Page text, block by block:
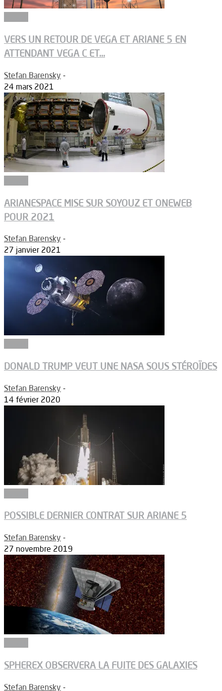
VERS UN RETOUR DE VEGA ET ARIANE 5 EN
ATTENDANT VEGA C ET...
Stefan Barensky -
24 mars 2021
ARIANESPACE MISE SUR SOYOUZ ET ONEWEB
POUR 2021
Stefan Barensky -
27 janvier 2021
DONALD TRUMP VEUT UNE NASA SOUS STÉROÏDES
Stefan Barensky -
14 février 2020
POSSIBLE DERNIER CONTRAT SUR ARIANE 5
Stefan Barensky -
27 novembre 2019
SPHEREX OBSERVERA LA FUITE DES GALAXIES
Stefan Barensky -